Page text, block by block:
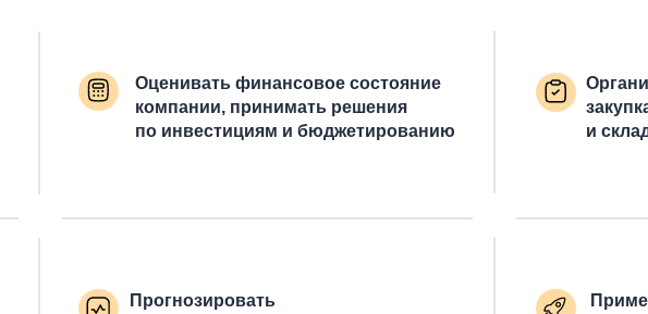
Оценивать финансовое состояние
компании, принимать решения
по инвестициям и бюджетированию
Прогнозировать
и